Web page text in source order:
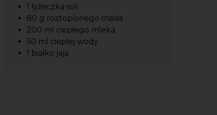
1 łyżeczka soli
80 g roztopionego masła
200 ml ciepłego mleka
50 ml ciepłej wody
1 białko jaja